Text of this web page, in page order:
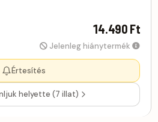
14.490 Ft
Jelenleg hiánytermék
Értesítés
helyette (7 illat)